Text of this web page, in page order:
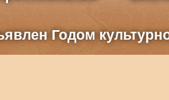
Годом